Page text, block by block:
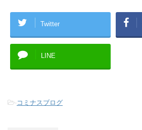
Twitter
LINE
-コミナスブログ